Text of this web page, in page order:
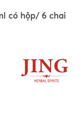
có hộp/ 6 chai